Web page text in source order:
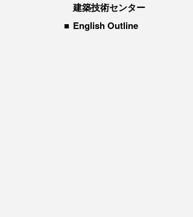
建築技術センター
English Outline